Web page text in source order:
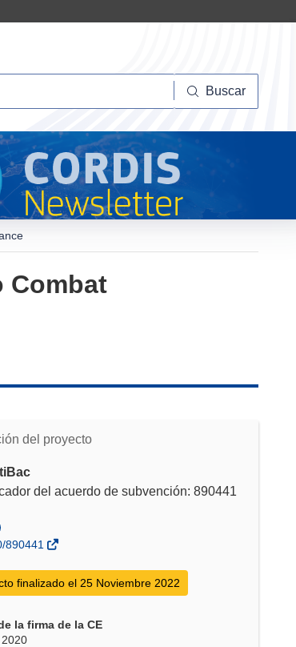
Buscar
Combat
del proyecto
del acuerdo de subvención: 890441
890441
finalizado el 25 Noviembre 2022
la firma de la CE
2020